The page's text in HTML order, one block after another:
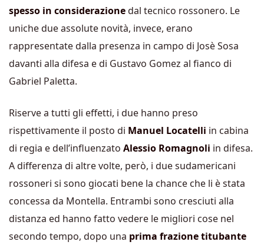
spesso in considerazionedal tecnico rossonero. Le
uniche due assolute novità, invece, erano
rappresentate dalla presenza in campo di Josè Sosa
davanti alla difesa e di Gustavo Gomez al fianco di
Gabriel Paletta.
Riserve a tutti gli effetti, i due hanno preso
rispettivamente il posto di Manuel Locatelli in cabina
di regia e dell’influenzato Alessio Romagnoli in difesa.
A differenza di altre volte, però, i due sudamericani
rossoneri si sono giocati bene la chance che li è stata
concessa da Montella. Entrambi sono cresciuti alla
distanza ed hanno fatto vedere le migliori cose nel
secondo tempo, dopo una prima frazione titubante